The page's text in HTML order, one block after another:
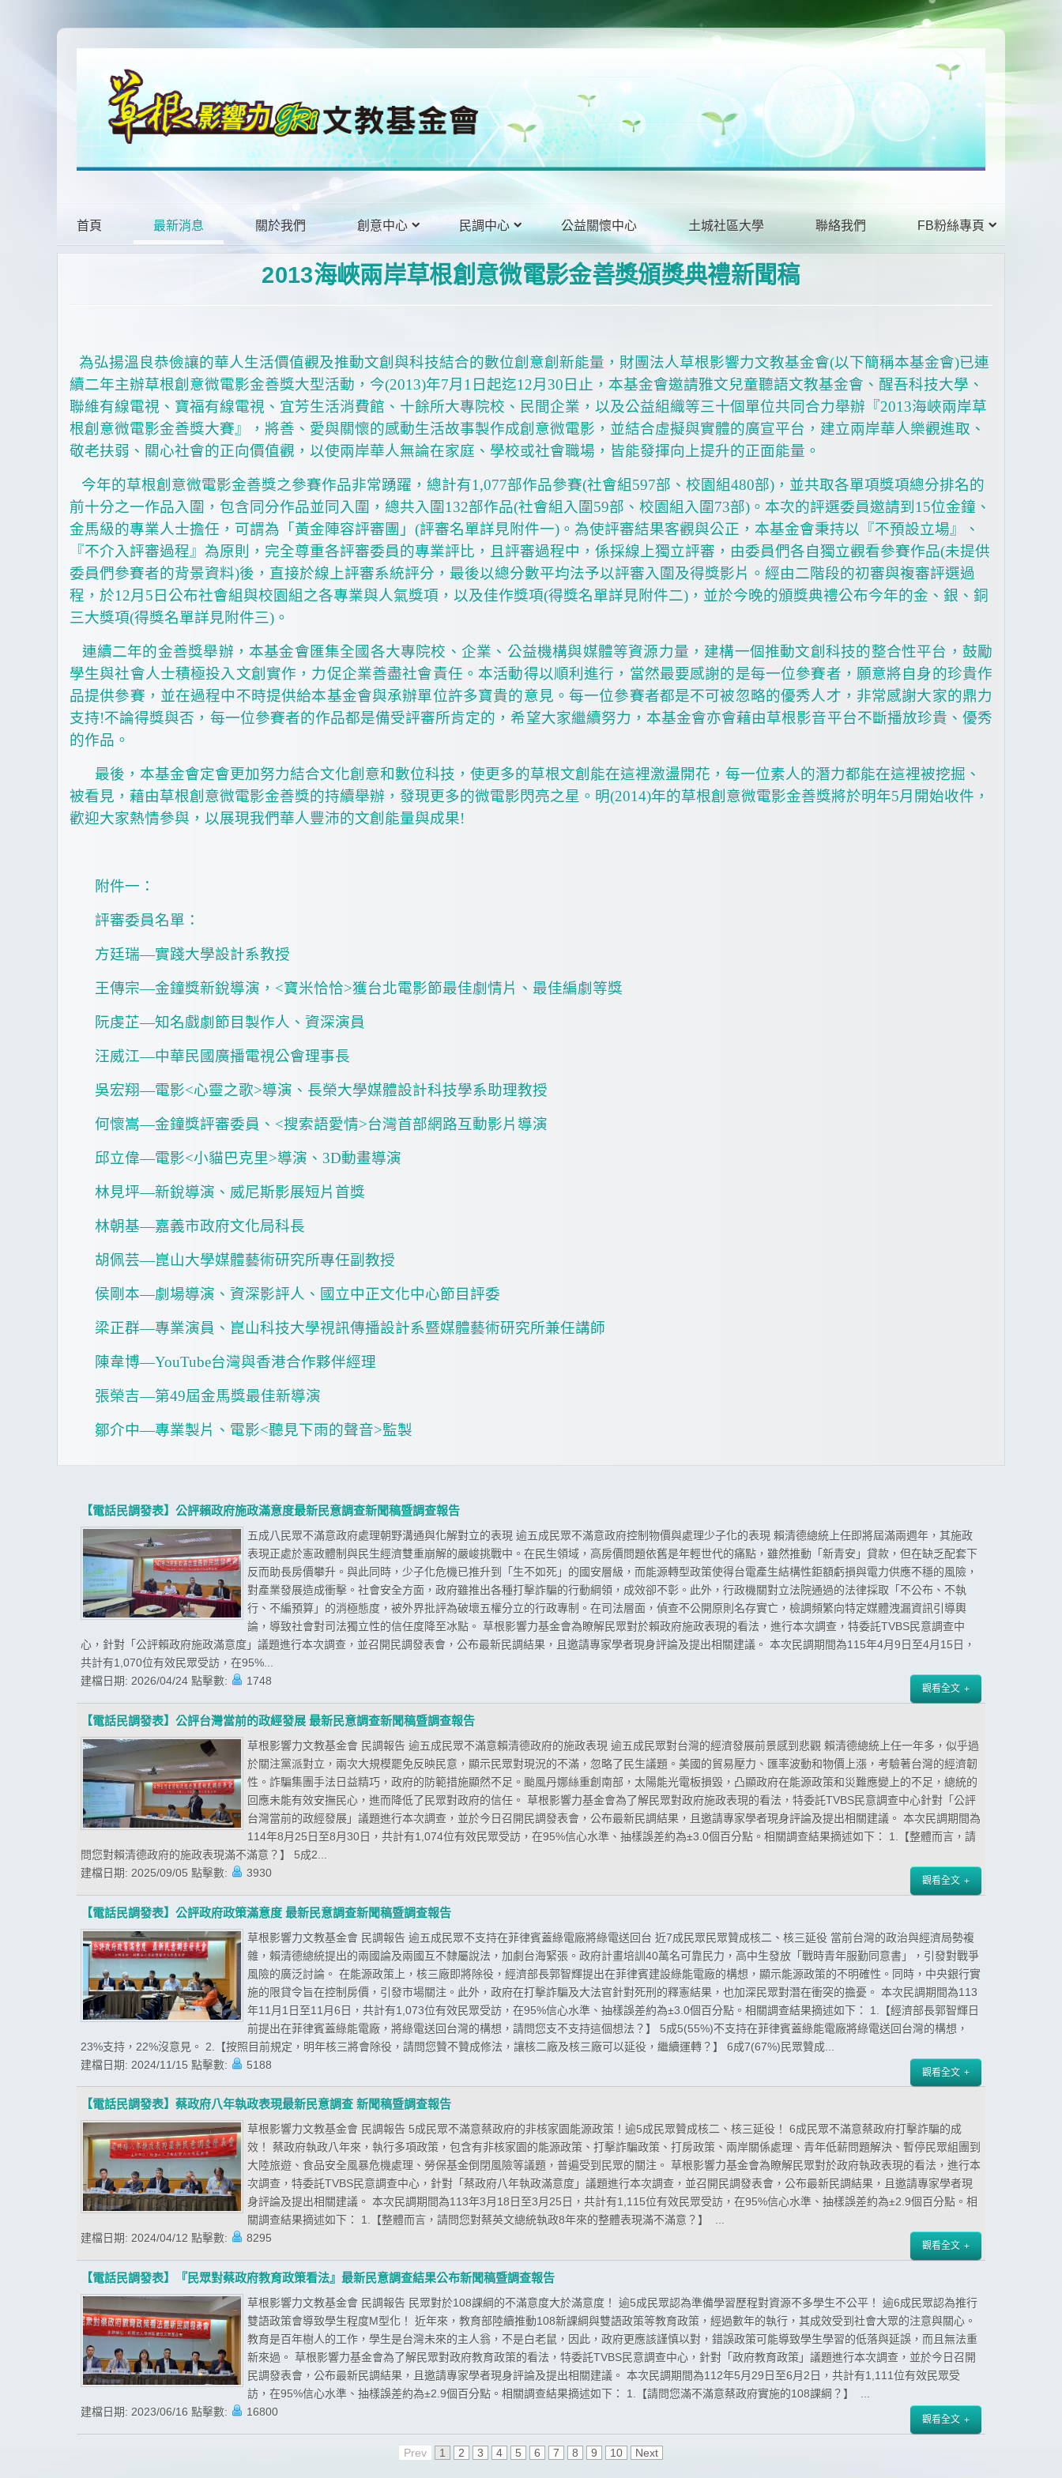
首頁 最新消息 關於我們 創意中心 民調中心 公益關懷中心 土城社區大學 聯絡我們 FB粉絲專頁
2013海峽兩岸草根創意微電影金善獎頒獎典禮新聞稿
為弘揚溫良恭儉讓的華人生活價值觀及推動文創與科技結合的數位創意創新能量，財團法人草根影響力文教基金會(以下簡稱本基金會)已連
續二年主辦草根創意微電影金善獎大型活動，今(2013)年7月 1 日起迄12月 30 日止，本基金會邀請雅文兒童聽語文教基金會、醒吾科技大學、
聯維有線電視、寶福有線電視、宜芳生活消費館、十餘所大專院校、民間企業，以及公益組織等三十個單位共同合力舉辦『2013海峽兩岸草
根創意微電影金善獎大賽』，將善、愛與關懷的感動生活故事製作成創意微電影，並結合虛擬與實體的廣宣平台，建立兩岸華人樂觀進取、
敬老扶弱、關心社會的正向價值觀，以使兩岸華人無論在家庭、學校或社會職場，皆能發揮向上提升的正面能量。
今年的草根創意微電影金善獎之參賽作品非常踴躍，總計有1,077部作品參賽(社會組597部、校園組480部) ，並共取各單項獎項總分排名的
前十分之一作品入圍，包含同分作品並同入圍，總共入圍132部作品(社會組入圍59部、校園組入圍73部) 。本次的評選委員邀請到 15位金鐘、
金馬級的專業人士擔任，可謂為「黃金陣容評審團」 (評審名單詳見附件一) 。為使評審結果客觀與公正，本基金會秉持以 『不預設立場 』
、
『不介入評審過程 』 為原則，完全尊重各評審委員的專業評比，且評審過程中，係採線上獨立評審，由委員們各自獨立觀看參賽作品(未提供
委員們參賽者的背景資料)後，直接於線上評審系統評分，最後以總分數平均法予以評審入圍及得獎影片。經由二階段的初審與複審評選過
程，於12月 5 日公布社會組與校園組之各專業與人氣獎項，以及佳作獎項(得獎名單詳見附件二) ，並於今晚的頒獎典禮公布今年的金、銀、銅
三大獎項(得獎名單詳見附件三) 。
連續二年的金善獎舉辦，本基金會匯集全國各大專院校、企業、公益機構與媒體等資源力量，建構一個推動文創科技的整合性平台，鼓勵
學生與社會人士積極投入文創實作，力促企業善盡社會責任。本活動得以順利進行，當然最要感謝的是每一位參賽者，願意將自身的珍貴作
品提供參賽，並在過程中不時提供給本基金會與承辦單位許多寶貴的意見。每一位參賽者都是不可被忽略的優秀人才，非常感謝大家的鼎力
支持!不論得獎與否，每一位參賽者的作品都是備受評審所肯定的，希望大家繼續努力，本基金會亦會藉由草根影音平台不斷播放珍貴、優秀
的作品。
最後，本基金會定會更加努力結合文化創意和數位科技，使更多的草根文創能在這裡激盪開花，每一位素人的潛力都能在這裡被挖掘、
被看見，藉由草根創意微電影金善獎的持續舉辦，發現更多的微電影閃亮之星。明(2014)年的草根創意微電影金善獎將於明年5月開始收件，
歡迎大家熱情參與，以展現我們華人豐沛的文創能量與成果!
附件一：
評審委員名單：
方廷瑞—實踐大學設計系教授
王傳宗—金鐘獎新銳導演， <寶米恰恰>獲台北電影節最佳劇情片、最佳編劇等獎
阮虔芷—知名戲劇節目製作人、資深演員
汪威江—中華民國廣播電視公會理事長
吳宏翔—電影<心靈之歌>導演、長榮大學媒體設計科技學系助理教授
何懷嵩—金鐘獎評審委員、 <搜索語愛情>台灣首部網路互動影片導演
邱立偉—電影<小貓巴克里>導演、 3D動畫導演
林見坪—新銳導演、威尼斯影展短片首獎
林朝基—嘉義市政府文化局科長
胡佩芸—崑山大學媒體藝術研究所專任副教授
侯剛本—劇場導演、資深影評人、國立中正文化中心節目評委
梁正群—專業演員、崑山科技大學視訊傳播設計系暨媒體藝術研究所兼任講師
陳韋博—YouTube台灣與香港合作夥伴經理
張榮吉—第49屆金馬獎最佳新導演
鄒介中—專業製片、電影<聽見下雨的聲音>監製
【電話民調發表】公評賴政府施政滿意度最新民意調查新聞稿暨調查報告
五成八民眾不滿意政府處理朝野溝通與化解對立的表現 逾五成民眾不滿意政府控制物價與處理少子化的表現 賴清德總統上任即將屆滿兩週年，其施政
表現正處於憲政體制與民生經濟雙重崩解的嚴峻挑戰中。在民生領域，高房價問題依舊是年輕世代的痛點，雖然推動「新青安」貸款，但在缺乏配套下
反而助長房價攀升。與此同時，少子化危機已推升到「生不如死」的國安層級，而能源轉型政策使得台電產生結構性鉅額虧損與電力供應不穩的風險，
對產業發展造成衝擊。社會安全方面，政府雖推出各種打擊詐騙的行動綱領，成效卻不彰。此外，行政機關對立法院通過的法律採取「不公布、不執
行、不編預算」的消極態度，被外界批評為破壞五權分立的行政專制。在司法層面，偵查不公開原則名存實亡，檢調頻繁向特定媒體洩漏資訊引導輿
論，導致社會對司法獨立性的信任度降至冰點。 草根影響力基金會為瞭解民眾對於賴政府施政表現的看法，進行本次調查，特委託TVBS民意調查中
心，針對「公評賴政府施政滿意度」議題進行本次調查，並召開民調發表會，公布最新民調結果，且邀請專家學者現身評論及提出相關建議。 本次民調期間為115年4月9日至4月15日，
共計有1,070位有效民眾受訪，在95%...
建檔日期: 2026/04/24 點擊數: 1748
觀看全文
【電話民調發表】公評台灣當前的政經發展 最新民意調查新聞稿暨調查報告
草根影響力文教基金會 民調報告 逾五成民眾不滿意賴清德政府的施政表現 逾五成民眾對台灣的經濟發展前景感到悲觀 賴清德總統上任一年多，似乎過
於關注黨派對立，兩次大規模罷免反映民意，顯示民眾對現況的不滿，忽略了民生議題。美國的貿易壓力、匯率波動和物價上漲，考驗著台灣的經濟韌
性。詐騙集團手法日益精巧，政府的防範措施顯然不足。颱風丹娜絲重創南部，太陽能光電板損毀，凸顯政府在能源政策和災難應變上的不足，總統的
回應未能有效安撫民心，進而降低了民眾對政府的信任。 草根影響力基金會為了解民眾對政府施政表現的看法，特委託TVBS民意調查中心針對「公評
台灣當前的政經發展」議題進行本次調查，並於今日召開民調發表會，公布最新民調結果，且邀請專家學者現身評論及提出相關建議。 本次民調期間為
114年8月25日至8月30日，共計有1,074位有效民眾受訪，在95%信心水準、抽樣誤差約為±3.0個百分點。相關調查結果摘述如下： 1.【整體而言，請
問您對賴清德政府的施政表現滿不滿意？】 5成2...
建檔日期: 2025/09/05 點擊數: 3930
觀看全文
【電話民調發表】公評政府政策滿意度 最新民意調查新聞稿暨調查報告
草根影響力文教基金會 民調報告 逾五成民眾不支持在菲律賓蓋綠電廠將綠電送回台 近7成民眾民眾贊成核二、核三延役 當前台灣的政治與經濟局勢複
雜，賴清德總統提出的兩國論及兩國互不隸屬說法，加劇台海緊張。政府計畫培訓40萬名可靠民力，高中生發放「戰時青年服勤同意書」，引發對戰爭
風險的廣泛討論。 在能源政策上，核三廠即將除役，經濟部長郭智輝提出在菲律賓建設綠能電廠的構想，顯示能源政策的不明確性。同時，中央銀行實
施的限貸令旨在控制房價，引發市場關注。此外，政府在打擊詐騙及大法官針對死刑的釋憲結果，也加深民眾對潛在衝突的擔憂。 本次民調期間為113
年11月1日至11月6日，共計有1,073位有效民眾受訪，在95%信心水準、抽樣誤差約為±3.0個百分點。相關調查結果摘述如下： 1.【經濟部長郭智輝日
前提出在菲律賓蓋綠能電廠，將綠電送回台灣的構想，請問您支不支持這個想法？】 5成5(55%)不支持在菲律賓蓋綠能電廠將綠電送回台灣的構想，
23%支持，22%沒意見。 2.【按照目前規定，明年核三將會除役，請問您贊不贊成修法，讓核二廠及核三廠可以延役，繼續運轉？】 6成7(67%)民眾贊成...
建檔日期: 2024/11/15 點擊數: 5188
觀看全文
【電話民調發表】蔡政府八年執政表現最新民意調查 新聞稿暨調查報告
草根影響力文教基金會 民調報告 5成民眾不滿意蔡政府的非核家園能源政策！逾5成民眾贊成核二、核三延役！ 6成民眾不滿意蔡政府打擊詐騙的成
效！ 蔡政府執政八年來，執行多項政策，包含有非核家園的能源政策、打擊詐騙政策、打房政策、兩岸關係處理、青年低薪問題解決、暫停民眾組團到
大陸旅遊、食品安全風暴危機處理、勞保基金倒閉風險等議題，普遍受到民眾的關注。 草根影響力基金會為瞭解民眾對於政府執政表現的看法，進行本
次調查，特委託TVBS民意調查中心，針對「蔡政府八年執政滿意度」議題進行本次調查，並召開民調發表會，公布最新民調結果，且邀請專家學者現
身評論及提出相關建議。 本次民調期間為113年3月18日至3月25日，共計有1,115位有效民眾受訪，在95%信心水準、抽樣誤差約為±2.9個百分點。相
關調查結果摘述如下： 1.【整體而言，請問您對蔡英文總統執政8年來的整體表現滿不滿意？】 ...
建檔日期: 2024/04/12 點擊數: 8295
觀看全文
【電話民調發表】『民眾對蔡政府教育政策看法』最新民意調查結果公布新聞稿暨調查報告
草根影響力文教基金會 民調報告 民眾對於108課綱的不滿意度大於滿意度！ 逾5成民眾認為準備學習歷程對資源不多學生不公平！ 逾6成民眾認為推行
雙語政策會導致學生程度M型化！ 近年來，教育部陸續推動108新課綱與雙語政策等教育政策，經過數年的執行，其成效受到社會大眾的注意與關心。
教育是百年樹人的工作，學生是台灣未來的主人翁，不是白老鼠，因此，政府更應該謹慎以對，錯誤政策可能導致學生學習的低落與延誤，而且無法重
新來過。 草根影響力基金會為了解民眾對政府教育政策的看法，特委託TVBS民意調查中心，針對「政府教育政策」議題進行本次調查，並於今日召開
民調發表會，公布最新民調結果，且邀請專家學者現身評論及提出相關建議。 本次民調期間為112年5月29日至6月2日，共計有1,111位有效民眾受
訪，在95%信心水準、抽樣誤差約為±2.9個百分點。相關調查結果摘述如下： 1.【請問您滿不滿意蔡政府實施的108課綱？】 ...
建檔日期: 2023/06/16 點擊數: 16800
觀看全文
Prev 1 2 3 4 5 6 7 8 9 10 Next